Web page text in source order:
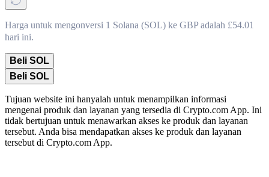
Harga untuk mengonversi 1 Solana (SOL) ke GBP adalah £54.01
hari ini.
Beli SOL
Beli SOL
Tujuan website ini hanyalah untuk menampilkan informasi
mengenai produk dan layanan yang tersedia di Crypto.com App. Ini
tidak bertujuan untuk menawarkan akses ke produk dan layanan
tersebut. Anda bisa mendapatkan akses ke produk dan layanan
tersebut di Crypto.com App.